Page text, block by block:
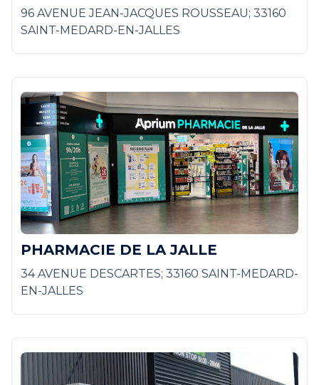
96 AVENUE JEAN-JACQUES ROUSSEAU; 33160
SAINT-MEDARD-EN-JALLES
PHARMACIE DE LA JALLE
34 AVENUE DESCARTES; 33160 SAINT-MEDARD-
EN-JALLES